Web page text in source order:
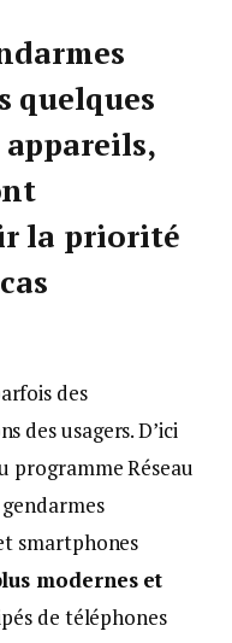
quelques
la priorité
des
des usagers. D’ici
programme Réseau
smartphones
modernes et
de téléphones